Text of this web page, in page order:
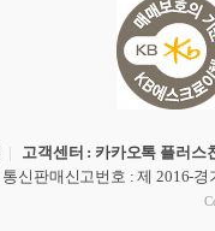
| 고객센터 : 카카오톡 플러스
통신판매신고번호 : 제 2016-